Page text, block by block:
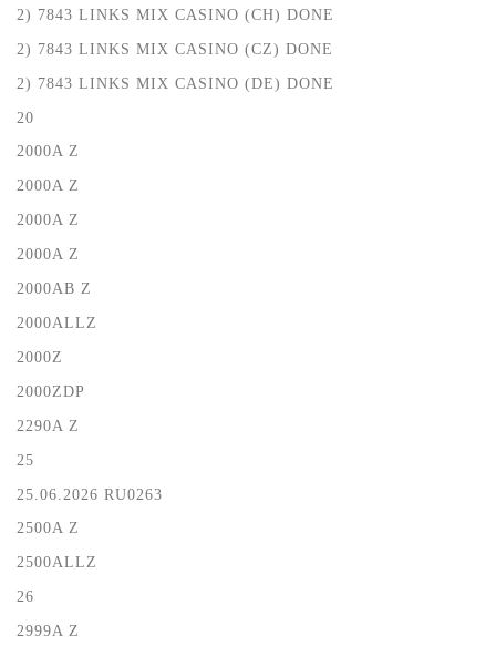
2) 7843 LINKS MIX CASINO (CH) DONE
2) 7843 LINKS MIX CASINO (CZ) DONE
2) 7843 LINKS MIX CASINO (DE) DONE
20
2000A Z
2000A Z
2000A Z
2000A Z
2000AB Z
2000ALLZ
2000Z
2000ZDP
2290A Z
25
25.06.2026 RU0263
2500A Z
2500ALLZ
26
2999A Z